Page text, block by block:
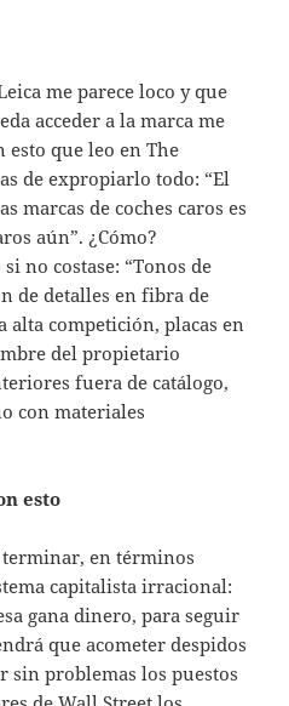
me parece loco y que
acceder a la marca me
esto que leo en The
de expropiarlo todo: “El
marcas de coches caros es
aún”. ¿Cómo?
no costase: “Tonos de
de detalles en fibra de
alta competición, placas en
del propietario
fuera de catálogo,
con materiales
esto
en términos
capitalista irracional:
gana dinero, para seguir
que acometer despidos
sin problemas los puestos